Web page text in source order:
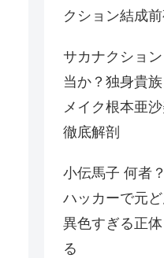
クション結成
サカナクショ
当か？独身貴
メイク根本亜
徹底解剖
小伝馬子 何者
ハッカーで元
異色すぎる正
る